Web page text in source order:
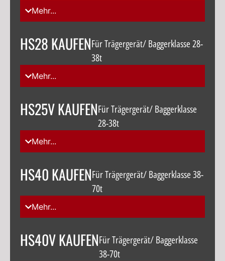
Mehr...
HS28 KAUFENFür Trägergerät/ Baggerklasse 28-
38t
Mehr...
HS25V KAUFENFür Trägergerät/ Baggerklasse
28-38t
Mehr...
HS40 KAUFENFür Trägergerät/ Baggerklasse 38-
70t
Mehr...
HS40V KAUFENFür Trägergerät/ Baggerklasse
38-70t